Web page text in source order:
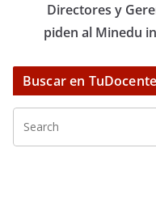
Directores y
piden al Minedu
Buscar en